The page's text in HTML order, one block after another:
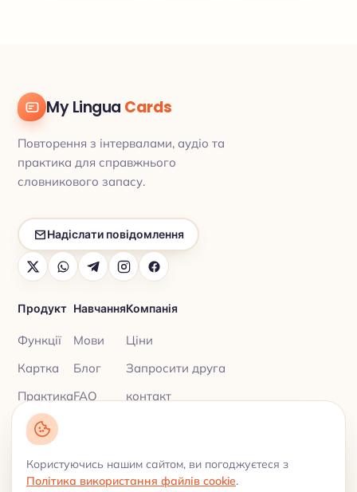
My Lingua Cards
Повторення з інтервалами, аудіо та
практика для справжнього
словникового запасу.
Надіслати повідомлення
Продукт
Функції
Картка
Практика
Навчання
Мови
Блог
FAQ
Компанія
Ціни
Запросити друга
контакт
© 2026 My Lingua Cards ·Політика конфіденційності
Користуючись нашим сайтом, ви погоджуєтеся з
Політика використання файлів cookie.